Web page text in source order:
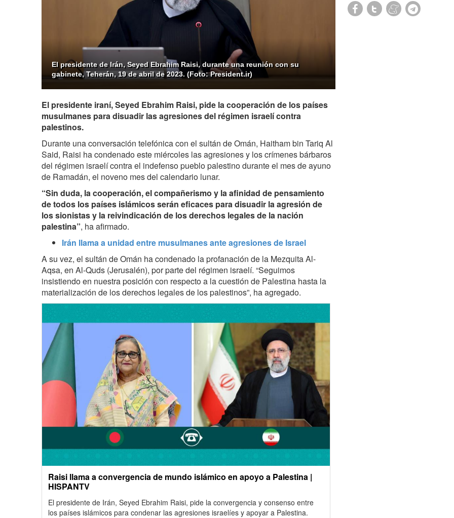
El presidente de Irán, Seyed Ebrahim Raisi, durante una reunión con su
gabinete, Teherán, 19 de abril de 2023. (Foto: President.ir)
El presidente iraní, Seyed Ebrahim Raisi, pide la cooperación de los países
musulmanes para disuadir las agresiones del régimen israelí contra
palestinos.
Durante una conversación telefónica con el sultán de Omán, Haitham bin Tariq Al
Said, Raisi ha condenado este miércoles las agresiones y los crímenes bárbaros
del régimen israelí contra el indefenso pueblo palestino durante el mes de ayuno
de Ramadán, el noveno mes del calendario lunar.
“Sin duda, la cooperación, el compañerismo y la afinidad de pensamiento
de todos los países islámicos serán eficaces para disuadir la agresión de
los sionistas y la reivindicación de los derechos legales de la nación
palestina”, ha afirmado.
Irán llama a unidad entre musulmanes ante agresiones de Israel
A su vez, el sultán de Omán ha condenado la profanación de la Mezquita Al-
Aqsa, en Al-Quds (Jerusalén), por parte del régimen israelí. “Seguimos
insistiendo en nuestra posición con respecto a la cuestión de Palestina hasta la
materialización de los derechos legales de los palestinos”, ha agregado.
Raisi llama a convergencia de mundo islámico en apoyo a Palestina |
HISPANTV
El presidente de Irán, Seyed Ebrahim Raisi, pide la convergencia y consenso entre
los países islámicos para condenar las agresiones israelíes y apoyar a Palestina.